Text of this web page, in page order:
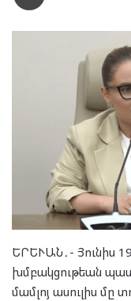
ԵՐԵՒԱՆ․- Յունիս
խմբակցութեան
մամլոյ ասուլիս մը